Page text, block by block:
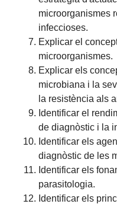
microorganismes
infeccioses.
Explicar el
microorganismes.
Explicar els
microbiana i la
la resistència als
Identificar el
de diagnòstic i la
Identificar els
diagnòstic de les
Identificar els
parasitologia.
Identificar els